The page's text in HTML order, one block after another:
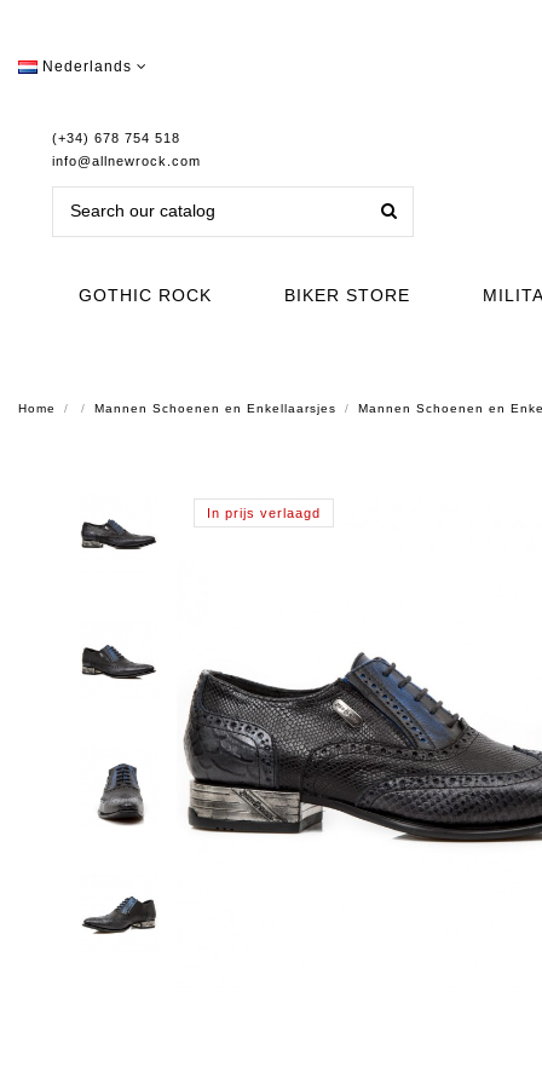
Nederlands
(+34) 678 754 518
info@allnewrock.com
GOTHIC ROCK BIKER STORE
Home Mannen Schoenen en Enkellaarsjes Mannen Schoenen en
In prijs verlaagd